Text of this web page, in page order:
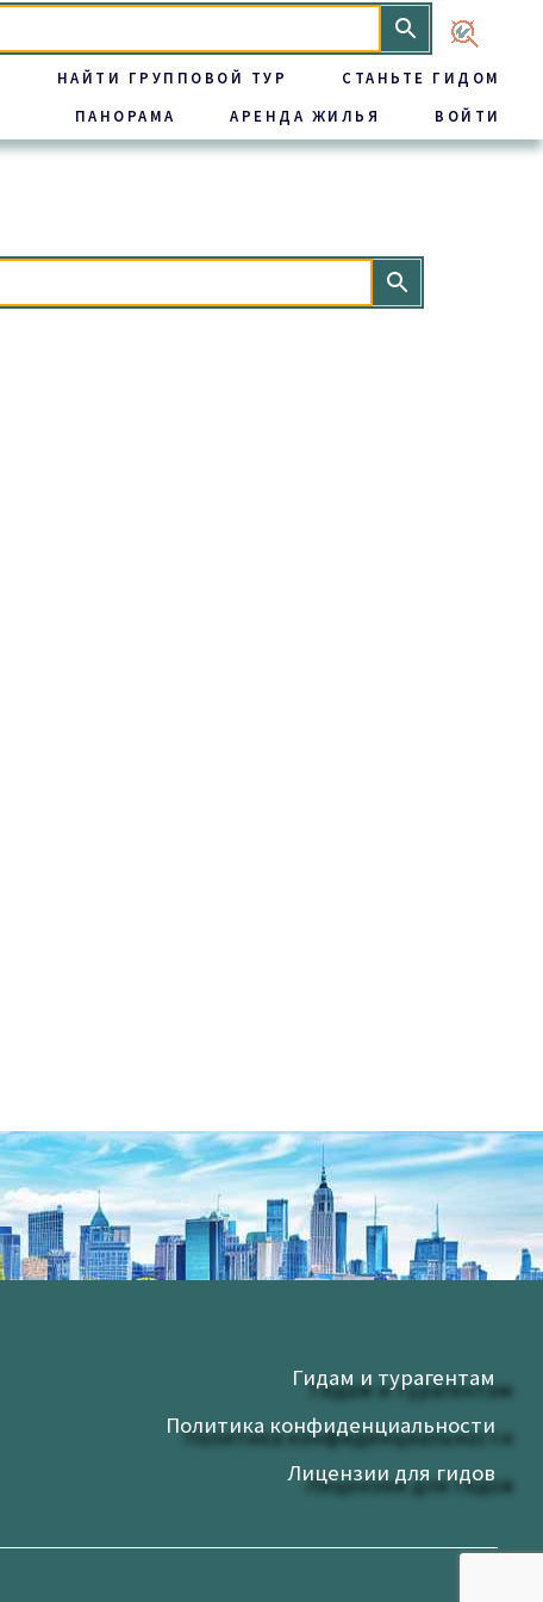
НАЙТИ ГРУППОВОЙ ТУР
СТАНЬТЕ ГИДОМ
ПАНОРАМА
АРЕНДА ЖИЛЬЯ ВОЙТИ
Гидам и турагентам
Политика конфиденциальности
Лицензии для гидов